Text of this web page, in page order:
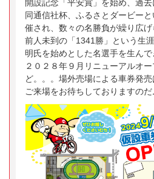
開設記念「平安賞」を始め、過
同通信社杯、ふるさとダービー
催され、数々の名勝負が繰り広げ
前人未到の「1341勝」という生
明氏を始めとした名選手を生んで
２０２８年９月リニューアルオ
ど。。。場外売場による車券発
ご来場をお待ちしておりますのだ